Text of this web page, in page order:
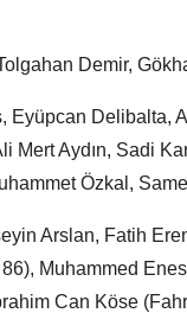
Demir,
Eyüpcan Delibalta,
Mert Aydın, Sadi
Özkal,
Arslan, Fatih
Muhammed
Can Köse